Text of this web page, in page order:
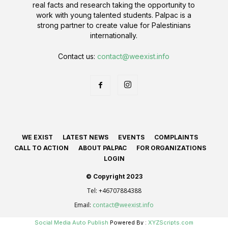
real facts and research taking the opportunity to
work with young talented students. Palpac is a
strong partner to create value for Palestinians
internationally.
Contact us:contact@weexist.info
WE EXIST LATEST NEWS EVENTS
COMPLAINTS
CALL TO ACTION
ABOUT PALPAC
FOR ORGANIZATIONS
LOGIN
© Copyright 2023
Tel: +46707884388
Email: contact@weexist.info
Social Media Auto Publish Powered By : XYZScripts.com